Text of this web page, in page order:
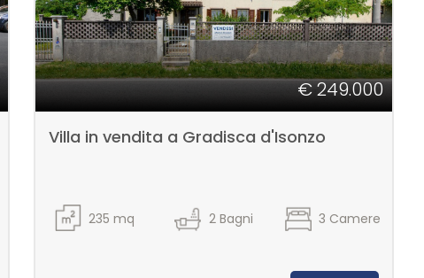
€ 249.000
Villa in vendita a Gradisca d'Isonzo
235 mq 2Bagni 3 Camere